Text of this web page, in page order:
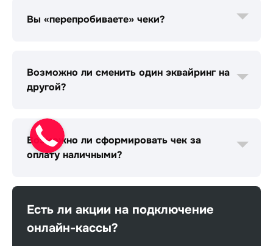
фискализации с помощью функции «Повторить
Вы «перепробиваете» чеки?
ставку налога, ситуацию можно исправить. Вы
можете сделать это самостоятельно или обратиться
Возможно ли сменить один эквайринг на
другой?
эквайринга одновременно.
Возможно ли сформировать чек за
оплату наличными?
Есть ли акции на подключение
онлайн-кассы?